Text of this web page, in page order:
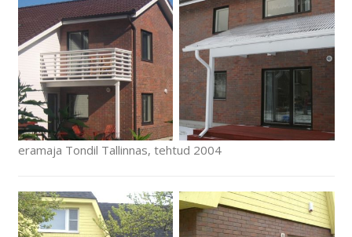
eramaja Tondil Tallinnas, tehtud 2004